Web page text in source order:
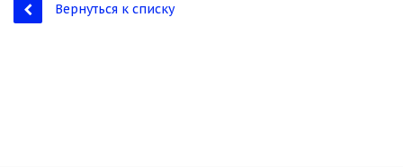
Вернуться к списку